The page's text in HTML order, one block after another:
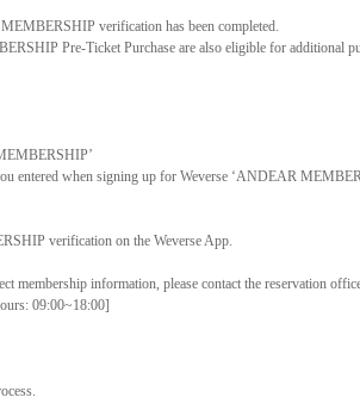
verification has been completed.
Pre-Ticket Purchase are also eligible for additional
’
entered when signing up for Weverse ‘ANDEAR
verification on the Weverse App.
membership information, please contact the reservation
09:00~18:00]